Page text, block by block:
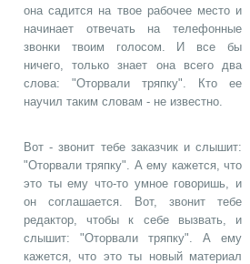
она садится на твое рабочее место и
начинает отвечать на телефонные
звонки твоим голосом. И все бы
ничего, только знает она всего два
слова: "Оторвали тряпку". Кто ее
научил таким словам - не известно.
Вот - звонит тебе заказчик и слышит:
"Оторвали тряпку". А ему кажется, что
это ты ему что-то умное говоришь, и
он соглашается. Вот, звонит тебе
редактор, чтобы к себе вызвать, и
слышит: "Оторвали тряпку". А ему
кажется, что это ты новый материал